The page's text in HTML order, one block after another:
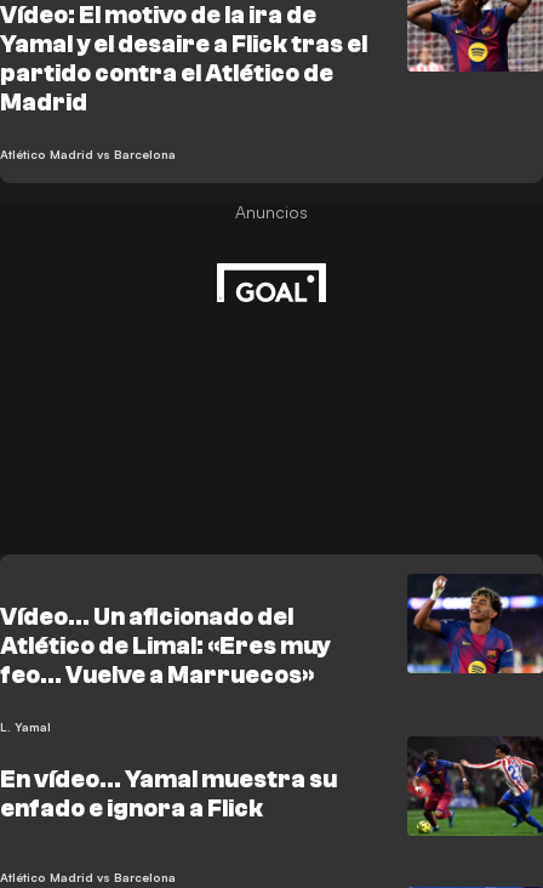
Vídeo: El motivo de la ira de
Yamal y el desaire a Flick tras el
partido contra el Atlético de
Madrid
Atlético Madrid vs Barcelona
Vídeo... Un aficionado del
Atlético de Limal: «Eres muy
feo... Vuelve a Marruecos»
L. Yamal
En vídeo... Yamal muestra su
enfado e ignora a Flick
Atlético Madrid vs Barcelona